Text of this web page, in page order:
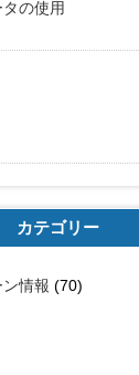
の使用
カテゴリー
情報 (70)